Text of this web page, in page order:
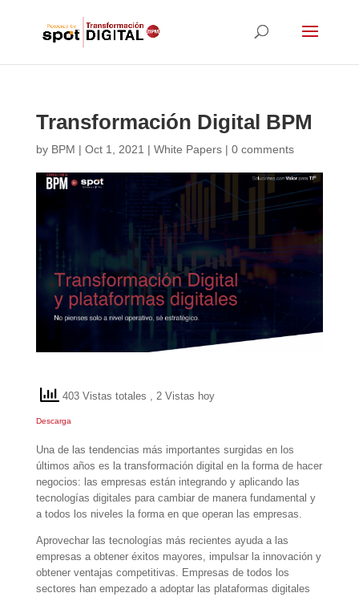
Transformación Digital BPM
by BPM | Oct 1, 2021 | White Papers| 0 comments
403 Vistas totales , 2 Vistas hoy
Descarga
Una de las tendencias más importantes surgidas en los
últimos años es la transformación digital en la forma de hacer
negocios: las empresas están integrando y aplicando las
tecnologías digitales para cambiar de manera fundamental y
a todos los niveles la forma en que operan las empresas.
Aprovechar las tecnologías más recientes ayuda a las
empresas a obtener éxitos mayores, impulsar la innovación y
obtener ventajas competitivas. Empresas de todos los
sectores han empezado a adoptar las plataformas digitales